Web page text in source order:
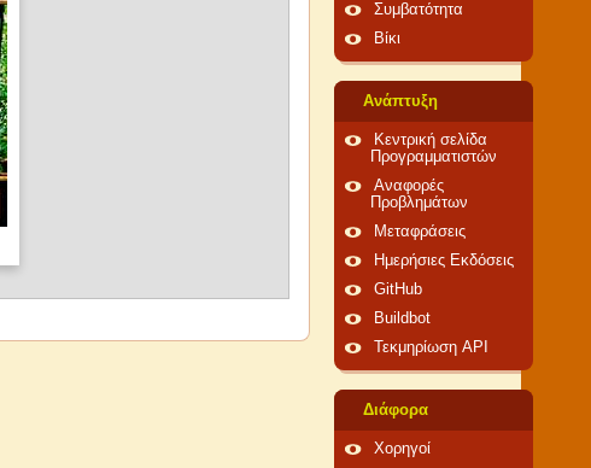
Συμβατότητα
Βίκι
Ανάπτυξη
Κεντρική σελίδα
Προγραμματιστών
Αναφορές
Προβλημάτων
Μεταφράσεις
Ημερήσιες Εκδόσεις
GitHub
Buildbot
Τεκμηρίωση API
Διάφορα
Χορηγοί